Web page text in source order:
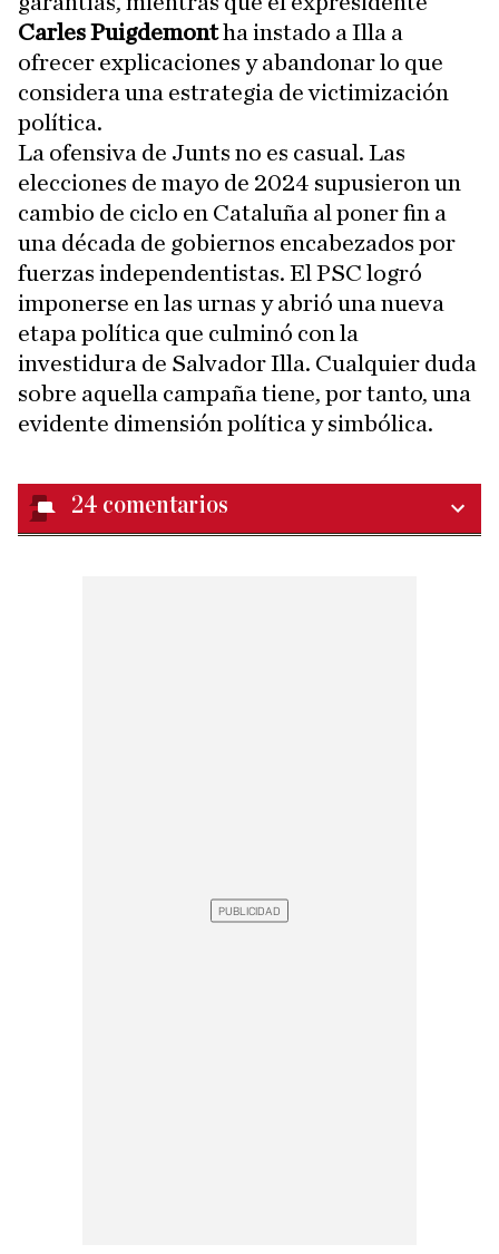
Carles Puigdemontha instado a Illa a
ofrecer explicaciones y abandonar lo que
considera una estrategia de victimización
política.
La ofensiva de Junts no es casual. Las
elecciones de mayo de 2024 supusieron un
cambio de ciclo en Cataluña al poner fin a
una década de gobiernos encabezados por
fuerzas independentistas. El PSC logró
imponerse en las urnas y abrió una nueva
etapa política que culminó con la
investidura de Salvador Illa. Cualquier duda
sobre aquella campaña tiene, por tanto, una
evidente dimensión política y simbólica.
24 comentarios